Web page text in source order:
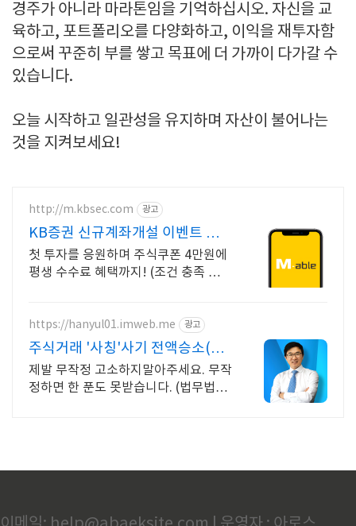
경주가 아니라 마라톤임을 기억하십시오. 자신을 교
육하고, 포트폴리오를 다양화하고, 이익을 재투자함
으로써 꾸준히 부를 쌓고 목표에 더 가까이 다가갈 수
있습니다.
오늘 시작하고 일관성을 유지하며 자산이 불어나는
것을 지켜보세요!
http://m.kbsec.com 광고
KB증권 신규계좌개설 이벤트 국
내주식쿠폰 최대 5만원
첫 투자를 응원하며 주식쿠폰 4만원에
평생 수수료 혜택까지! (조건 충족 시)
https://hanyul01.imweb.me 광고
주식거래 '사칭'사기 전액승소(3억
7천) 사례보유
제발 무작정 고소하지말아주세요. 무작
정하면 한 푼도 못받습니다. (법무법인